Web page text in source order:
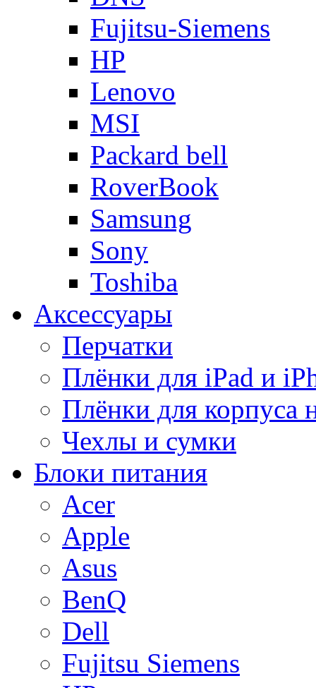
Fujitsu-Siemens
HP
Lenovo
MSI
Packard bell
RoverBook
Samsung
Sony
Toshiba
Аксессуары
Перчатки
Плёнки для iPad и
Плёнки для корпуса
Чехлы и сумки
Блоки питания
Acer
Apple
Asus
BenQ
Dell
Fujitsu Siemens